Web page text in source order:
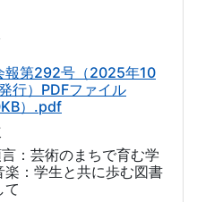
報第292号（2025年10
行）PDFファイル
）.pdf
：芸術のまちで育む学
楽：学生と共に歩む図書
て